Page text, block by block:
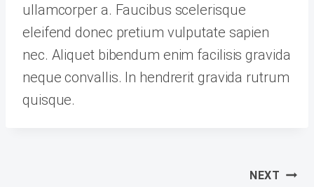
ullamcorper a. Faucibus scelerisque
eleifend donec pretium vulputate sapien
nec. Aliquet bibendum enim facilisis gravida
neque convallis. In hendrerit gravida rutrum
quisque.
NEXT